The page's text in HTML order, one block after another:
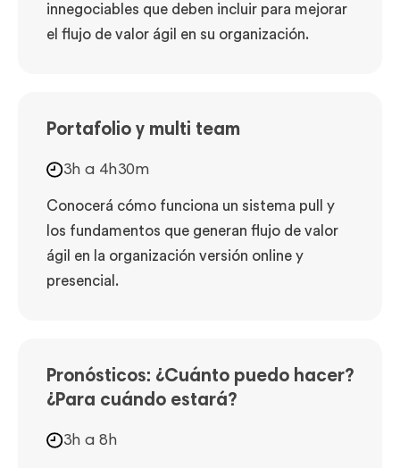
innegociables que deben incluir para mejorar
el flujo de valor ágil en su organización.
Portafolio y multi team
3h a 4h30m
Conocerá cómo funciona un sistema pull y
los fundamentos que generan flujo de valor
ágil en la organización versión online y
presencial.
Pronósticos: ¿Cuánto puedo hacer?
¿Para cuándo estará?
3h a 8h